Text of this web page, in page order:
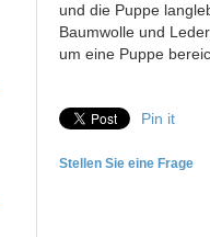
und die Puppe
Baumwolle und
um eine Puppe
Pin it
Stellen Sie eine Frage